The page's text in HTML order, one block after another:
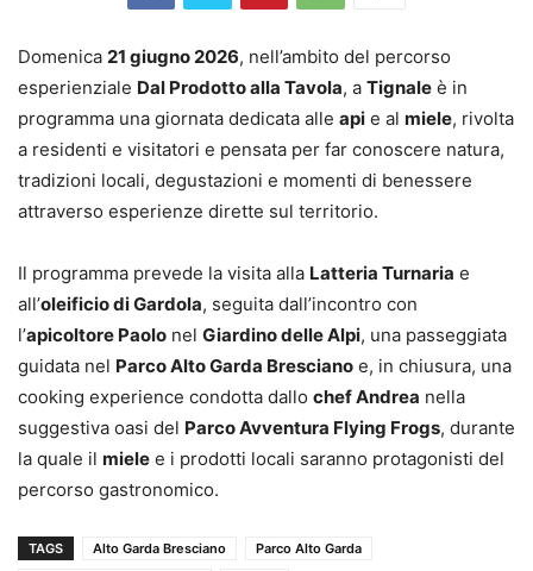
Domenica 21 giugno 2026, nell’ambito del percorso
esperienziale Dal Prodotto alla Tavola, a Tignale è in
programma una giornata dedicata alle api e al miele, rivolta
a residenti e visitatori e pensata per far conoscere natura,
tradizioni locali, degustazioni e momenti di benessere
attraverso esperienze dirette sul territorio.
Il programma prevede la visita alla Latteria Turnaria e
all’oleificio di Gardola, seguita dall’incontro con
l’apicoltore Paolo nel Giardino delle Alpi, una passeggiata
guidata nel Parco Alto Garda Bresciano e, in chiusura, una
cooking experience condotta dallo chef Andrea nella
suggestiva oasi del Parco Avventura Flying Frogs, durante
la quale il miele e i prodotti locali saranno protagonisti del
percorso gastronomico.
TAGS Alto Garda Bresciano
Parco Alto Garda